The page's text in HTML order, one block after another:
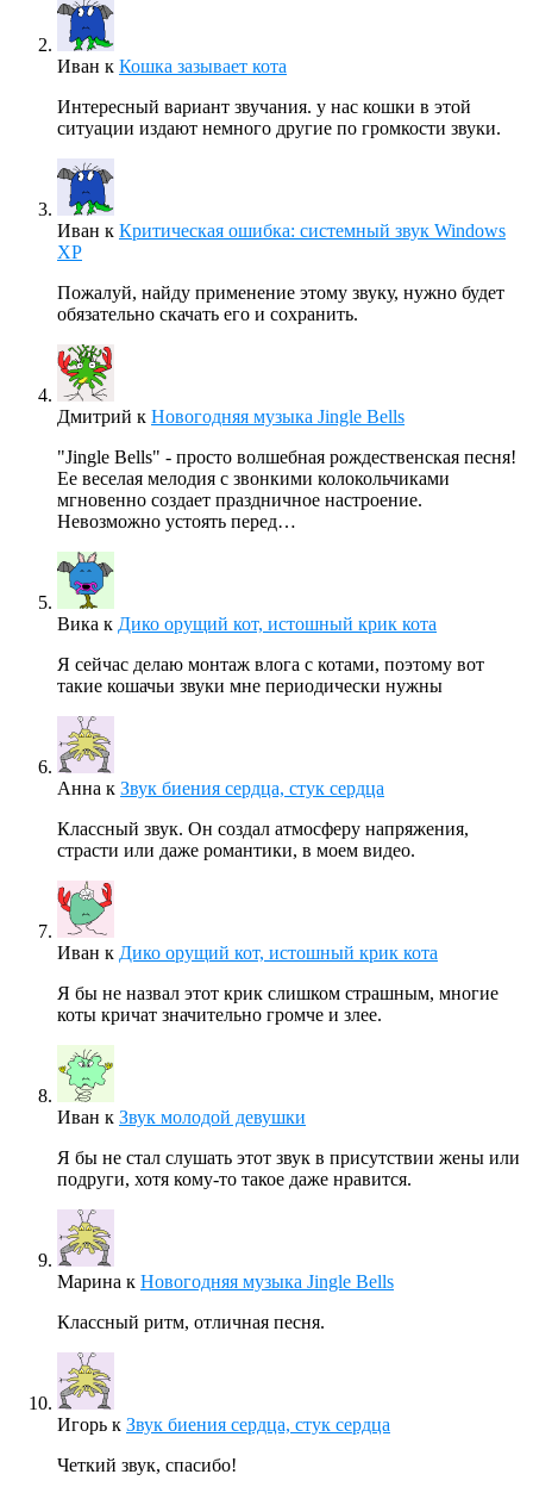
Иван к Кошка зазывает кота
Интересный вариант звучания. у нас кошки в этой
ситуации издают немного другие по громкости звуки.
Иван к Критическая ошибка: системный звук Windows
XP
Пожалуй, найду применение этому звуку, нужно будет
обязательно скачать его и сохранить.
Дмитрий к Новогодняя музыка Jingle Bells
"Jingle Bells" - просто волшебная рождественская песня!
Ее веселая мелодия с звонкими колокольчиками
мгновенно создает праздничное настроение.
Невозможно устоять перед…
Вика к Дико орущий кот, истошный крик кота
Я сейчас делаю монтаж влога с котами, поэтому вот
такие кошачьи звуки мне периодически нужны
Анна к Звук биения сердца, стук сердца
Классный звук. Он создал атмосферу напряжения,
страсти или даже романтики, в моем видео.
Иван к Дико орущий кот, истошный крик кота
Я бы не назвал этот крик слишком страшным, многие
коты кричат значительно громче и злее.
Иван к Звук молодой девушки
Я бы не стал слушать этот звук в присутствии жены или
подруги, хотя кому-то такое даже нравится.
Марина к Новогодняя музыка Jingle Bells
Классный ритм, отличная песня.
Игорь к Звук биения сердца, стук сердца
Четкий звук, спасибо!